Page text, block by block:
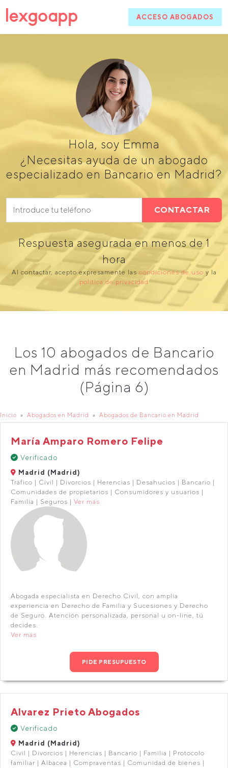
ACCESO ABOGADOS
Hola, soy Emma
¿Necesitas ayuda de un abogado
especializado en Bancario en Madrid?
CONTACTAR
Respuesta asegurada en menos de 1
hora
Al contactar, acepto expresamente las condiciones de uso y la
política de privacidad
Los 10 abogados de Bancario
en Madrid más recomendados
(Página 6)
Inicio Abogados en Madrid Abogados de Bancario en Madrid
María Amparo Romero Felipe
Verificado
Madrid (Madrid)
Tráfico | Civil | Divorcios | Herencias | Desahucios | Bancario |
Comunidades de propietarios | Consumidores y usuarios |
Familia | Seguros | Ver más
Abogada especialista en Derecho Civil, con amplia
experiencia en Derecho de Familia y Sucesiones y Derecho
de Seguro. Atención personalizada, personal u on-line, tú
decides.
Ver más
PIDE PRESUPUESTO
Alvarez Prieto Abogados
Verificado
Madrid (Madrid)
Civil | Divorcios | Herencias | Bancario | Familia | Protocolo
familiar | Albacea | Compraventas | Comunidad de bienes |